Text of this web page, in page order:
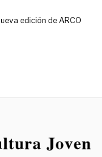
edición de ARCO